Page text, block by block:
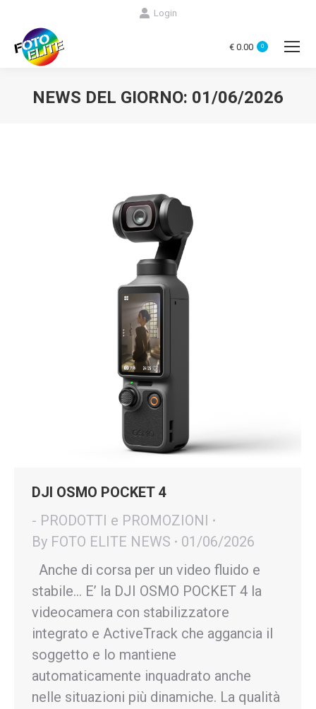
Login
€ 0.00 0
NEWS DEL GIORNO: 01/06/2026
DJI OSMO POCKET 4
- PRODOTTI e PROMOZIONI
By FOTO ELITE NEWS
01/06/2026
Anche di corsa per un video fluido e
stabile… E’ la DJI OSMO POCKET 4 la
videocamera con stabilizzatore
integrato e ActiveTrack che aggancia il
soggetto e lo mantiene
automaticamente inquadrato anche
nelle situazioni più dinamiche. La qualità